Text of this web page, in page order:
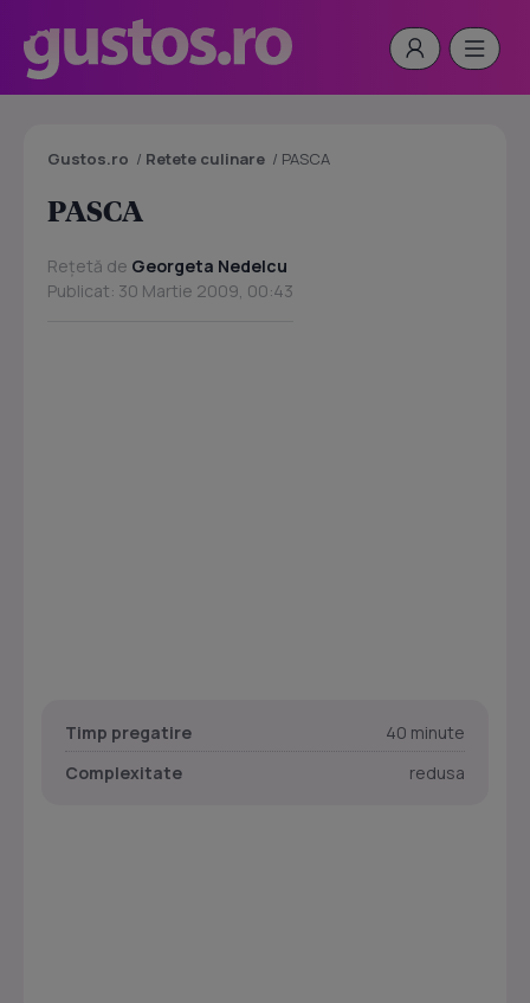
Gustos.ro / Retete culinare / PASCA
PASCA
Rețetă de Georgeta Nedelcu
Publicat: 30 Martie 2009, 00:43
Timp pregatire
40 minute
Complexitate
redusa